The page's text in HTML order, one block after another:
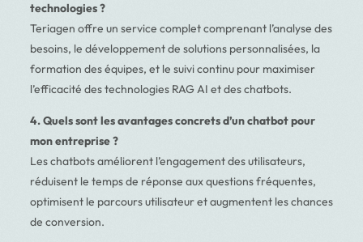
technologies ?
Teriagen offre un service complet comprenant l’analyse des
besoins, le développement de solutions personnalisées, la
formation des équipes, et le suivi continu pour maximiser
l’efficacité des technologies RAG AI et des chatbots.
4. Quels sont les avantages concrets d’un chatbot pour
mon entreprise ?
Les chatbots améliorent l’engagement des utilisateurs,
réduisent le temps de réponse aux questions fréquentes,
optimisent le parcours utilisateur et augmentent les chances
de conversion.